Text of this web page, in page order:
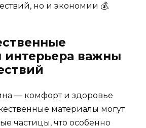
но и экономии 💰.
интерьера важны
— комфорт и здоровье
материалы могут
частицы, что особенно